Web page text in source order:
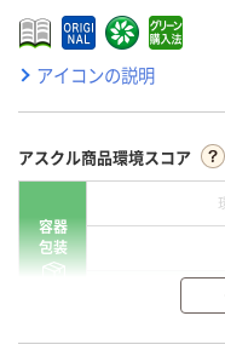
アイコンの説明
アスクル商品環境スコア
容器
包装
分